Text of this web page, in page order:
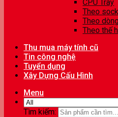
CPU Tray
Theo
Theo
Theo thế
Thu mua máy tính cũ
Tin công nghệ
Tuyển dụng
Xây Dựng Cấu Hình
Menu
Tìm kiếm: